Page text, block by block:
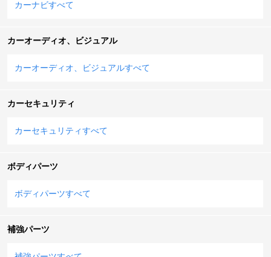
カーナビすべて
カーオーディオ、ビジュアル
カーオーディオ、ビジュアルすべて
カーセキュリティ
カーセキュリティすべて
ボディパーツ
ボディパーツすべて
補強パーツ